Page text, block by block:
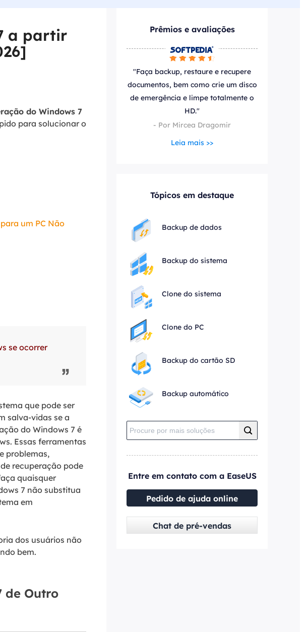
Recuperação de Pen Drive
Recuperação de HD Externo
Implantação inteligente do Windows
Vocal Remover (Online)
Remover vocais online grátis
a partir
do Windows 7
para solucionar o
um PC Não
se ocorrer
que pode ser
salva-vidas se a
do Windows 7 é
Essas ferramentas
problemas,
recuperação pode
quaisquer
7 não substitua
em
dos usuários não
bem.
de Outro
Prêmios e avaliações

    
"Faça backup, restaure e recupere
documentos, bem como crie um disco
de emergência e limpe totalmente o
HD."
- Por Mircea Dragomir
Leia mais >>
Tópicos em destaque
Backup de dados
Backup do sistema
Clone do sistema
Clone do PC
Backup do cartão SD
Backup automático
Entre em contato com a EaseUS
Pedido de ajuda online
Chat de pré-vendas